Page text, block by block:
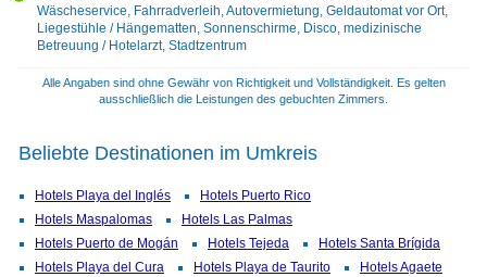
Wäscheservice, Fahrradverleih, Autovermietung, Geldautomat vor Ort,
Liegestühle / Hängematten, Sonnenschirme, Disco, medizinische
Betreuung / Hotelarzt, Stadtzentrum
Alle Angaben sind ohne Gewähr von Richtigkeit und Vollständigkeit. Es gelten
ausschließlich die Leistungen des gebuchten Zimmers.
Beliebte Destinationen im Umkreis
Hotels Playa del Inglés
Hotels Puerto Rico
Hotels Maspalomas
Hotels Las Palmas
Hotels Puerto de Mogán
Hotels Tejeda
Hotels Santa Brígida
Hotels Playa del Cura
Hotels Playa de Taurito Hotels Agaete